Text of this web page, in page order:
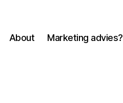
About Marketing advies?